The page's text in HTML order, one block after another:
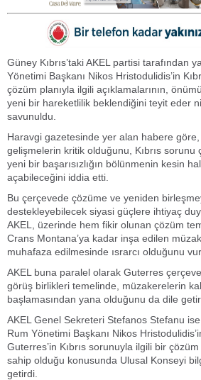
Güney Kıbrıs’taki AKEL partisi tarafından
Yönetimi Başkanı Nikos Hristodulidis’in
çözüm planıyla ilgili açıklamalarının,
yeni bir hareketlilik beklendiğini teyit eder
savunuldu.
Haravgi gazetesinde yer alan habere göre,
gelişmelerin kritik olduğunu, Kıbrıs sorunu
yeni bir başarısızlığın bölünmenin kesin
açabileceğini iddia etti.
Bu çerçevede çözüme ve yeniden
destekleyebilecek siyasi güçlere ihtiyaç
AKEL, üzerinde hem fikir olunan çözüm
Crans Montana’ya kadar inşa edilen
muhafaza edilmesinde ısrarcı olduğunu
AKEL buna paralel olarak Guterres
görüş birlikleri temelinde, müzakerelerin
başlamasından yana olduğunu da dile
AKEL Genel Sekreteri Stefanos Stefanu ise
Rum Yönetimi Başkanı Nikos
Guterres’in Kıbrıs sorunuyla ilgili bir
sahip olduğu konusunda Ulusal Konseyi
getirdi.